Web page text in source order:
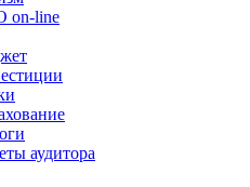
on-line
аудитора